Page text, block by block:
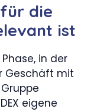
die
ist
in der
Geschäft mit
eigene